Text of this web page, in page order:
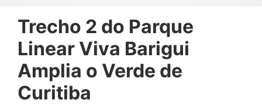
Trecho 2 do Parque
Linear Viva Barigui
Amplia o Verde de
Curitiba